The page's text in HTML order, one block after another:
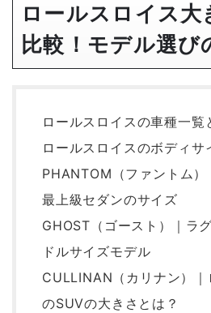
ロールスロイス大
比較！モデル選び
ロールスロイスの車種一覧
ロールスロイスのボディサ
PHANTOM（ファントム）
最上級セダンのサイズ
GHOST（ゴースト）｜ラ
ドルサイズモデル
CULLINAN（カリナン）
のSUVの大きさとは？